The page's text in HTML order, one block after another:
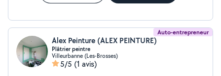
Auto-entrepreneur
Alex Peinture (ALEX PEINTURE)
Plâtrier peintre
Villeurbanne (Les-Brosses)
5/5 (1 avis)